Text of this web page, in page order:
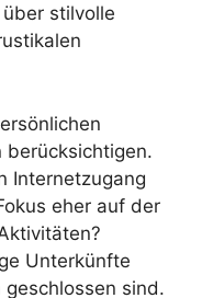
stilvolle
berücksichtigen.
Internetzugang
eher auf der
Unterkünfte
sind.